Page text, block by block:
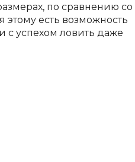
по сравнению со
есть возможность
с успехом ловить даже